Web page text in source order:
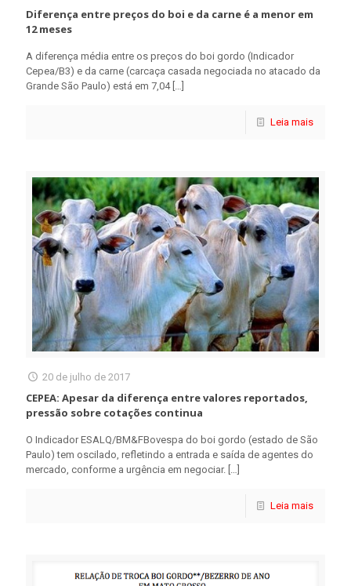
Diferença entre preços do boi e da carne é a menor em
12 meses
A diferença média entre os preços do boi gordo (Indicador
Cepea/B3) e da carne (carcaça casada negociada no atacado da
Grande São Paulo) está em 7,04[…]
Leia mais
20 de julho de 2017
CEPEA: Apesar da diferença entre valores reportados,
pressão sobre cotações continua
O Indicador ESALQ/BM&FBovespa do boi gordo (estado de São
Paulo) tem oscilado, refletindo a entrada e saída de agentes do
mercado, conforme a urgência em negociar. […]
Leia mais